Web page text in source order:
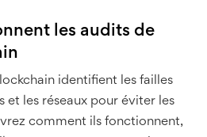
les audits de
identifient les failles
et les réseaux pour éviter les
comment ils fonctionnent,